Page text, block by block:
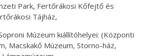
Park, Fertőrákosi Kőfejtő és
Tájház,
Múzeum kiállítóhelyei: (Központi
Macskakő Múzeum, Storno-ház,